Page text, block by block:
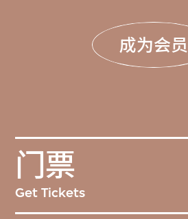
成为会员
门票
Get Tickets